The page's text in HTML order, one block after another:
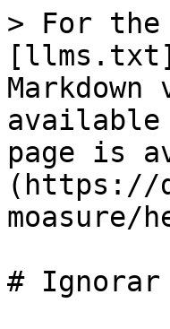
> For the
available
page is
(https://
moasure/
# Ignorar